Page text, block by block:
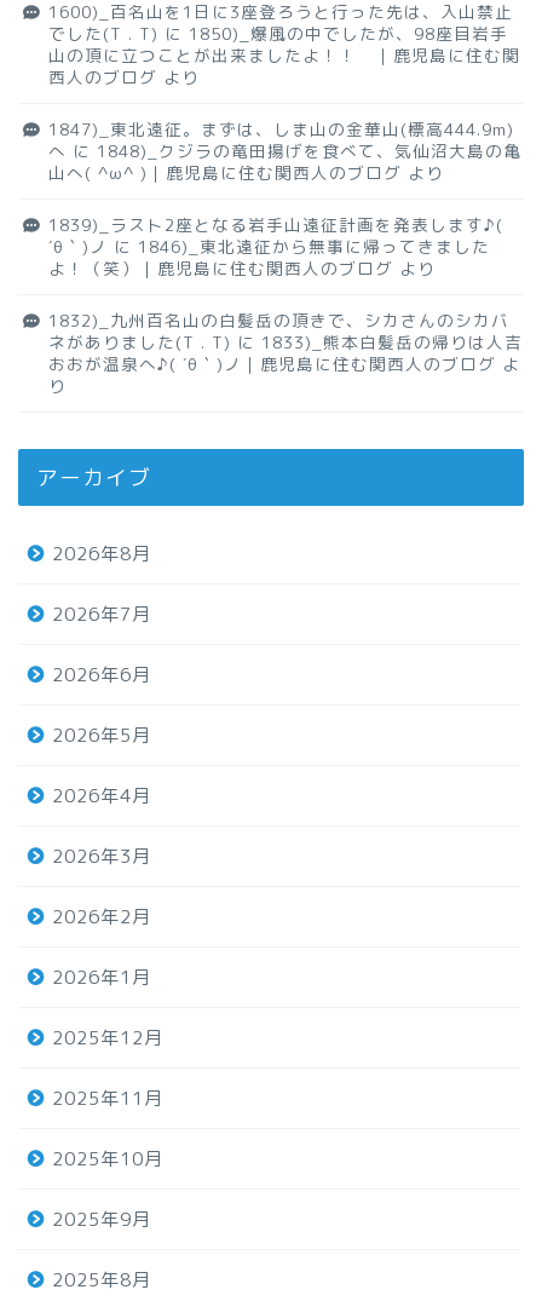
1600)_百名山を1日に3座登ろうと行った先は、入山禁止
でした(T . T) に 1850)_爆風の中でしたが、98座目岩手
山の頂に立つことが出来ましたよ！！ ｜鹿児島に住む関
西人のブログ より
1847)_東北遠征。まずは、しま山の金華山(標高444.9m)
へ に 1848)_クジラの竜田揚げを食べて、気仙沼大島の亀
山へ( ^ω^ )｜鹿児島に住む関西人のブログ より
1839)_ラスト2座となる岩手山遠征計画を発表します♪(
´θ｀)ノ に 1846)_東北遠征から無事に帰ってきました
よ！（笑）｜鹿児島に住む関西人のブログ より
1832)_九州百名山の白髪岳の頂きで、シカさんのシカバ
ネがありました(T . T) に 1833)_熊本白髪岳の帰りは人吉
おおが温泉へ♪( ´θ｀)ノ｜鹿児島に住む関西人のブログ よ
り
アーカイブ
2026年8月
2026年7月
2026年6月
2026年5月
2026年4月
2026年3月
2026年2月
2026年1月
2025年12月
2025年11月
2025年10月
2025年9月
2025年8月